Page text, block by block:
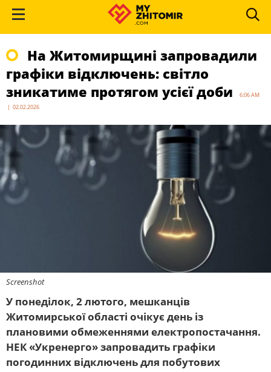
На Житомирщині запровадили
графіки відключень: світло
зникатиме протягом усієї доби
6:06 AM
| 02.02.2026
Screenshot
У понеділок, 2 лютого, мешканців
Житомирської області очікує день із
плановими обмеженнями електропостачання.
НЕК «Укренерго» запровадить графіки
погодинних відключень для побутових